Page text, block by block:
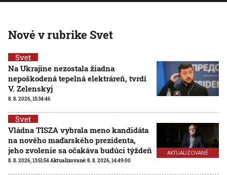
Nové v rubrike Svet
Svet
Na Ukrajine nezostala žiadna
nepoškodená tepelná elektráreň, tvrdí
V. Zelenskyj
8. 8. 2026, 15:34:46
AKTUALIZOVANÉ
Svet
Vládna TISZA vybrala meno kandidáta
na nového maďarského prezidenta,
jeho zvolenie sa očakáva budúci týždeň
8. 8. 2026, 13:51:54Aktualizované:8. 8. 2026, 14:49:00